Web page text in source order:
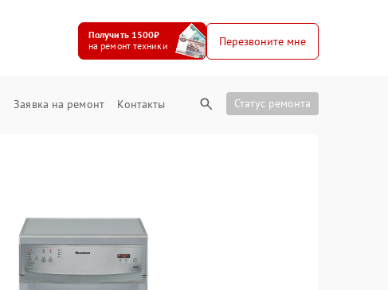
Получить 1500₽
на ремонт техники
Перезвоните мне
Заявка на ремонт Контакты Статус ремонта